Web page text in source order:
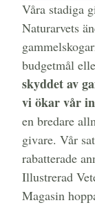
Våra stadiga
Naturarvets
budgetmål
skyddet av
vi ökar vår
en bredare
givare. Vår
rabatterade
Illustrerad
Magasin